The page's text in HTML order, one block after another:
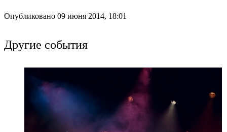
Опубликовано 09 июня 2014, 18:01
Другие события